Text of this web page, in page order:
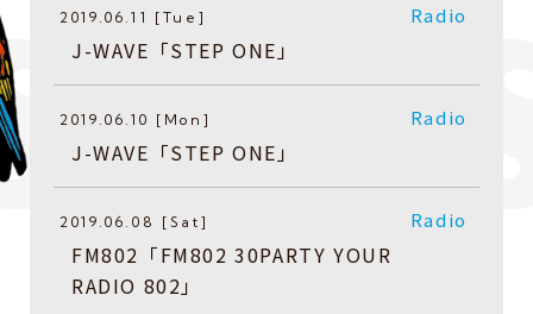
2019.06.11 [Tue] Radio
​J-WAVE「STEP ONE」
2019.06.10 [Mon] Radio
​J-WAVE「STEP ONE」
2019.06.08 [Sat] Radio
​FM802「FM802 30PARTY YOUR
RADIO 802」